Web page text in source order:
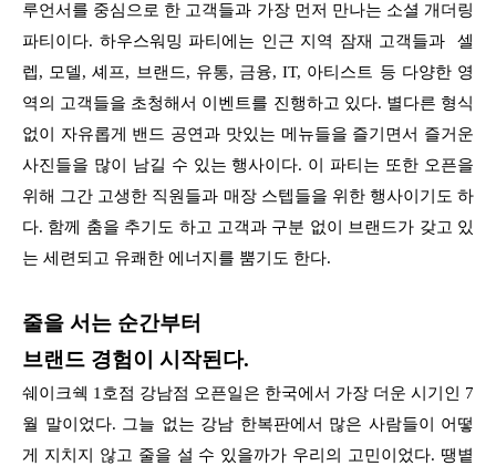
루언서를 중심으로 한 고객들과 가장 먼저 만나는 소셜 개더링
파티이다. 하우스워밍 파티에는 인근 지역 잠재 고객들과 셀
렙, 모델, 셰프, 브랜드, 유통, 금융, IT, 아티스트 등 다양한 영
역의 고객들을 초청해서 이벤트를 진행하고 있다. 별다른 형식
없이 자유롭게 밴드 공연과 맛있는 메뉴들을 즐기면서 즐거운
사진들을 많이 남길 수 있는 행사이다. 이 파티는 또한 오픈을
위해 그간 고생한 직원들과 매장 스텝들을 위한 행사이기도 하
다. 함께 춤을 추기도 하고 고객과 구분 없이 브랜드가 갖고 있
는 세련되고 유쾌한 에너지를 뿜기도 한다.
줄을 서는 순간부터
브랜드 경험이 시작된다.
쉐이크쉑 1호점 강남점 오픈일은 한국에서 가장 더운 시기인 7
월 말이었다. 그늘 없는 강남 한복판에서 많은 사람들이 어떻
게 지치지 않고 줄을 설 수 있을까가 우리의 고민이었다. 땡볕